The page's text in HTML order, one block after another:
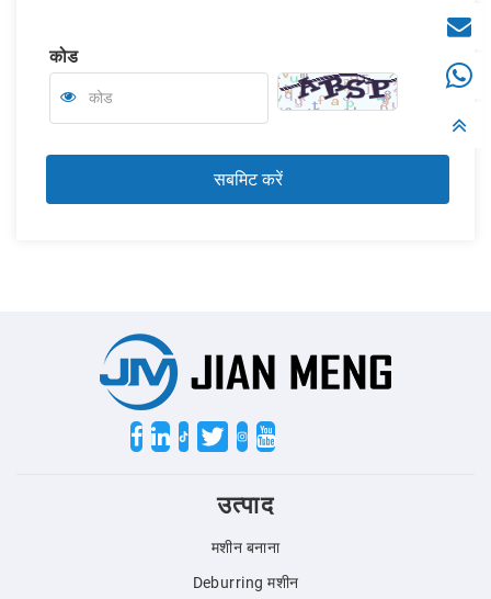
कोड
Twitter
उत्पाद
मशीन बनाना
Deburring मशीन